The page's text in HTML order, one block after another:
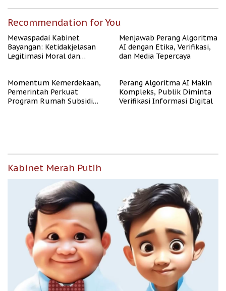
Recommendation for You
Mewaspadai Kabinet
Bayangan: Ketidakjelasan
Legitimasi Moral dan
Menjawab Perang Algoritma
AI dengan Etika, Verifikasi,
dan Media Tepercaya
Momentum Kemerdekaan,
Pemerintah Perkuat
Program Rumah Subsidi
Perang Algoritma AI Makin
Kompleks, Publik Diminta
Verifikasi Informasi Digital
Kabinet Merah Putih